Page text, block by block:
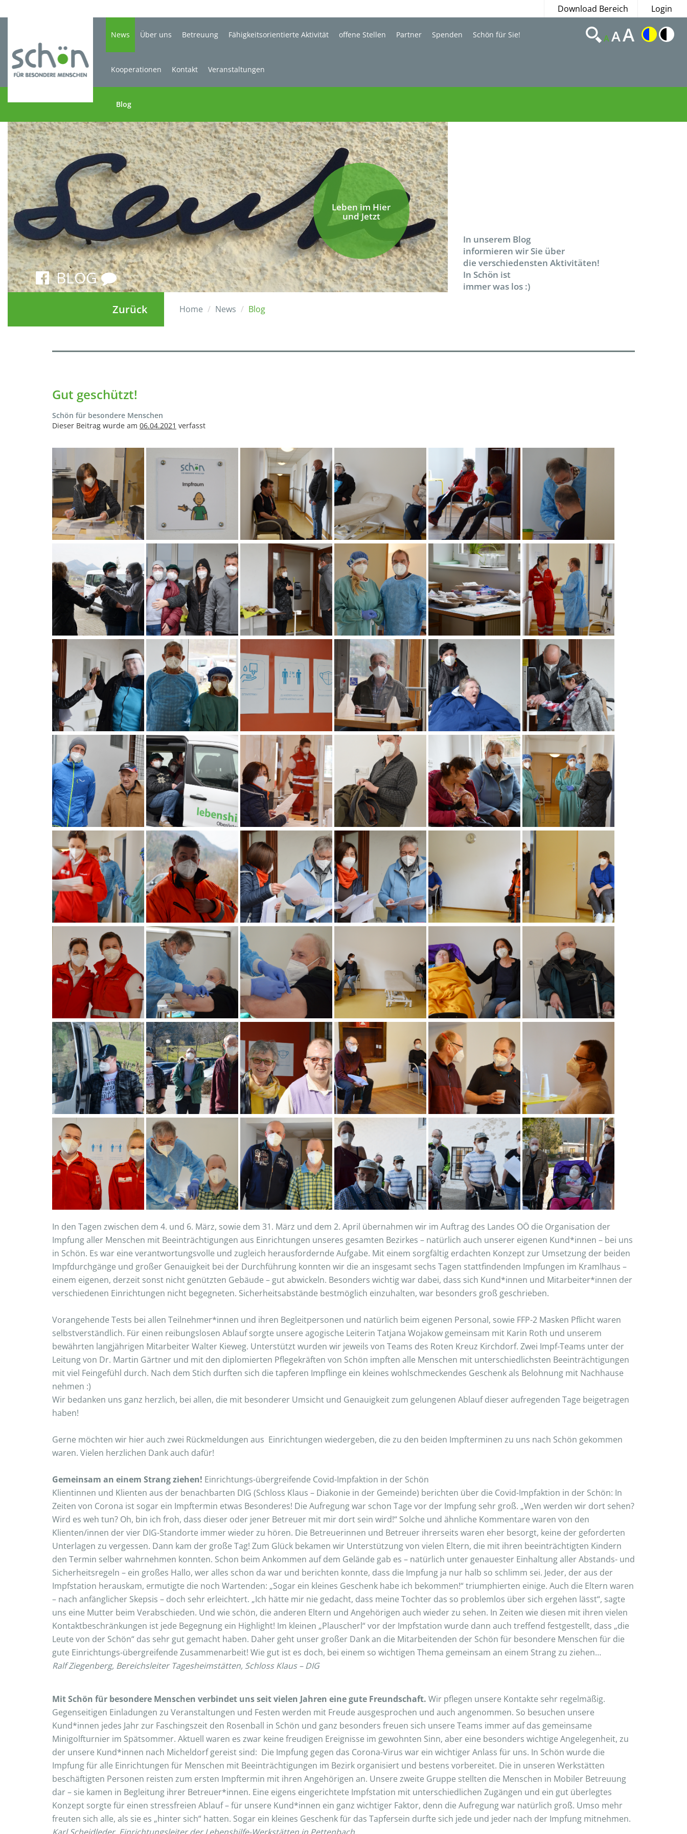
Download Bereich Login
News
Blog
Über uns Betreuung Fähigkeitsorientierte Aktivität offene Stellen Partner Spenden Schön für Sie!
Kooperationen Kontakt Veranstaltungen
AAA
Leben im Hier
und Jetzt
BLOG
In unserem Blog
informieren wir Sie über
die verschiedensten Aktivitäten!
In Schön ist
immer was los :)
Zurück Home News Blog
Gut geschützt!
Schön für besondere Menschen
Dieser Beitrag wurde am 06.04.2021 verfasst
In den Tagen zwischen dem 4. und 6. März, sowie dem 31. März und dem 2. April übernahmen wir im Auftrag des Landes OÖ die Organisation der
Impfung aller Menschen mit Beeinträchtigungen aus Einrichtungen unseres gesamten Bezirkes – natürlich auch unserer eigenen Kund*innen – bei uns
in Schön. Es war eine verantwortungsvolle und zugleich herausfordernde Aufgabe. Mit einem sorgfältig erdachten Konzept zur Umsetzung der beiden
Impfdurchgänge und großer Genauigkeit bei der Durchführung konnten wir die an insgesamt sechs Tagen stattfindenden Impfungen im Kramlhaus –
einem eigenen, derzeit sonst nicht genützten Gebäude – gut abwickeln. Besonders wichtig war dabei, dass sich Kund*innen und Mitarbeiter*innen der
verschiedenen Einrichtungen nicht begegneten. Sicherheitsabstände bestmöglich einzuhalten, war besonders groß geschrieben.
Vorangehende Tests bei allen Teilnehmer*innen und ihren Begleitpersonen und natürlich beim eigenen Personal, sowie FFP-2 Masken Pflicht waren
selbstverständlich. Für einen reibungslosen Ablauf sorgte unsere agogische Leiterin Tatjana Wojakow gemeinsam mit Karin Roth und unserem
bewährten langjährigen Mitarbeiter Walter Kieweg. Unterstützt wurden wir jeweils von Teams des Roten Kreuz Kirchdorf. Zwei Impf-Teams unter der
Leitung von Dr. Martin Gärtner und mit den diplomierten Pflegekräften von Schön impften alle Menschen mit unterschiedlichsten Beeinträchtigungen
mit viel Feingefühl durch. Nach dem Stich durften sich die tapferen Impflinge ein kleines wohlschmeckendes Geschenk als Belohnung mit Nachhause
nehmen :)
Wir bedanken uns ganz herzlich, bei allen, die mit besonderer Umsicht und Genauigkeit zum gelungenen Ablauf dieser aufregenden Tage beigetragen
haben!
Gerne möchten wir hier auch zwei Rückmeldungen aus Einrichtungen wiedergeben, die zu den beiden Impfterminen zu uns nach Schön gekommen
waren. Vielen herzlichen Dank auch dafür!
Gemeinsam an einem Strang ziehen! Einrichtungs-übergreifende Covid-Impfaktion in der Schön
Klientinnen und Klienten aus der benachbarten DIG (Schloss Klaus – Diakonie in der Gemeinde) berichten über die Covid-Impfaktion in der Schön: In
Zeiten von Corona ist sogar ein Impftermin etwas Besonderes! Die Aufregung war schon Tage vor der Impfung sehr groß. „Wen werden wir dort sehen?
Wird es weh tun? Oh, bin ich froh, dass dieser oder jener Betreuer mit mir dort sein wird!“ Solche und ähnliche Kommentare waren von den
Klienten/innen der vier DIG-Standorte immer wieder zu hören. Die Betreuerinnen und Betreuer ihrerseits waren eher besorgt, keine der geforderten
Unterlagen zu vergessen. Dann kam der große Tag! Zum Glück bekamen wir Unterstützung von vielen Eltern, die mit ihren beeinträchtigten Kindern
den Termin selber wahrnehmen konnten. Schon beim Ankommen auf dem Gelände gab es – natürlich unter genauester Einhaltung aller Abstands- und
Sicherheitsregeln – ein großes Hallo, wer alles schon da war und berichten konnte, dass die Impfung ja nur halb so schlimm sei. Jeder, der aus der
Impfstation herauskam, ermutigte die noch Wartenden: „Sogar ein kleines Geschenk habe ich bekommen!“ triumphierten einige. Auch die Eltern waren
– nach anfänglicher Skepsis – doch sehr erleichtert. „Ich hätte mir nie gedacht, dass meine Tochter das so problemlos über sich ergehen lässt“, sagte
uns eine Mutter beim Verabschieden. Und wie schön, die anderen Eltern und Angehörigen auch wieder zu sehen. In Zeiten wie diesen mit ihren vielen
Kontaktbeschränkungen ist jede Begegnung ein Highlight! Im kleinen „Plauscherl“ vor der Impfstation wurde dann auch treffend festgestellt, dass „die
Leute von der Schön“ das sehr gut gemacht haben. Daher geht unser großer Dank an die Mitarbeitenden der Schön für besondere Menschen für die
gute Einrichtungs-übergreifende Zusammenarbeit! Wie gut ist es doch, bei einem so wichtigen Thema gemeinsam an einem Strang zu ziehen…
Ralf Ziegenberg, Bereichsleiter Tagesheimstätten, Schloss Klaus – DIG
Mit Schön für besondere Menschen verbindet uns seit vielen Jahren eine gute Freundschaft. Wir pflegen unsere Kontakte sehr regelmäßig.
Gegenseitigen Einladungen zu Veranstaltungen und Festen werden mit Freude ausgesprochen und auch angenommen. So besuchen unsere
Kund*innen jedes Jahr zur Faschingszeit den Rosenball in Schön und ganz besonders freuen sich unsere Teams immer auf das gemeinsame
Minigolfturnier im Spätsommer. Aktuell waren es zwar keine freudigen Ereignisse im gewohnten Sinn, aber eine besonders wichtige Angelegenheit, zu
der unsere Kund*innen nach Micheldorf gereist sind: Die Impfung gegen das Corona-Virus war ein wichtiger Anlass für uns. In Schön wurde die
Impfung für alle Einrichtungen für Menschen mit Beeinträchtigungen im Bezirk organisiert und bestens vorbereitet. Die in unseren Werkstätten
beschäftigten Personen reisten zum ersten Impftermin mit ihren Angehörigen an. Unsere zweite Gruppe stellten die Menschen in Mobiler Betreuung
dar – sie kamen in Begleitung ihrer Betreuer*innen. Eine eigens eingerichtete Impfstation mit unterschiedlichen Zugängen und ein gut überlegtes
Konzept sorgte für einen stressfreien Ablauf – für unsere Kund*innen ein ganz wichtiger Faktor, denn die Aufregung war natürlich groß. Umso mehr
freuten sich alle, als sie es „hinter sich“ hatten. Sogar ein kleines Geschenk für das Tapfersein durfte sich jede und jeder nach der Impfung mitnehmen.